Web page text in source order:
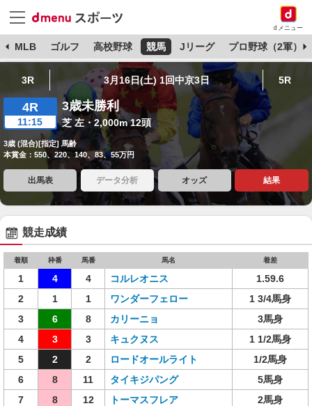
dメニュー
MLB ゴルフ 高校野球 競馬 Jリーグ プロ野球（2軍）
3R 3月16日(土) 1回中京3日 5R
4R
11:15
3歳未勝利
芝 左・2,000m 12頭
3歳 (混合)[指定] 馬齢
本賞金：550、220、140、83、55万円
出馬表 データ分析 オッズ 結果
競走成績
着順 枠番 馬番 馬名 着差
1 4 4 コルレオニス
1.59.6
2
1 1 ワンダーフェロー
1 3/4馬身
3
6 8 カリーニョ
3馬身
4
3 3 キュクヌス
1 1/2馬身
5
2 2 ロードオールライト
1/2馬身
6
8 11 タイキジパング
5馬身
7
8 12 トーマスフレア
2馬身